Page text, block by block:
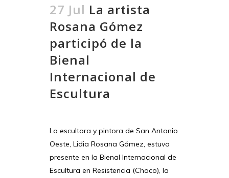
27 Jul La artista
Rosana Gómez
participó de la
Bienal
Internacional de
Escultura
La escultora y pintora de San Antonio
Oeste, Lidia Rosana Gómez, estuvo
presente en la Bienal Internacional de
Escultura en Resistencia (Chaco), la